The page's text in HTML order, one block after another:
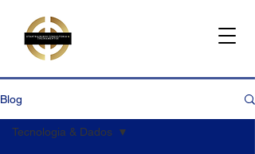
Blog
Tecnologia & Dados